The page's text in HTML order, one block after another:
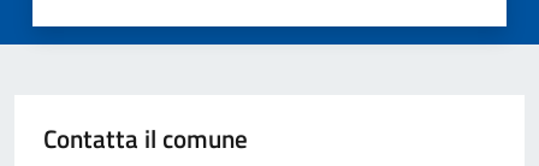
Contatta il comune